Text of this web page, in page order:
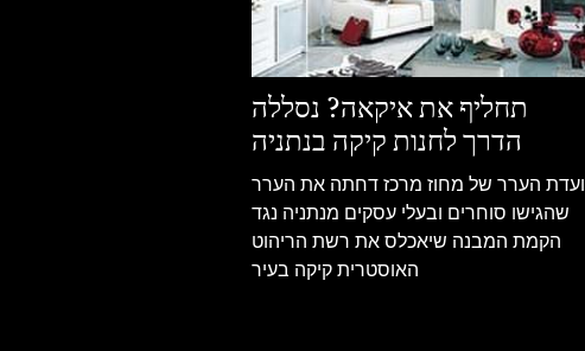
תחליף את איקאה? נסללה
הדרך לחנות קיקה בנתניה
ועדת הערר של מחוז מרכז דחתה את הערר
שהגישו סוחרים ובעלי עסקים מנתניה נגד
הקמת המבנה שיאכלס את רשת הריהוט
האוסטרית קיקה בעיר